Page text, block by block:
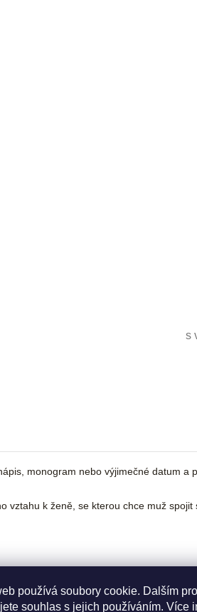
používá soubory cookie. Dalším
souhlas s jejich používáním. Více
s
monogram nebo výjimečné datum a
k ženě, se kterou chce muž